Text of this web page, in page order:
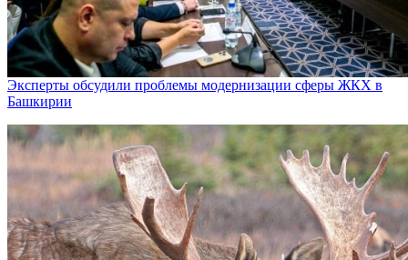
Эксперты обсудили проблемы модернизации сферы ЖКХ в
Башкирии